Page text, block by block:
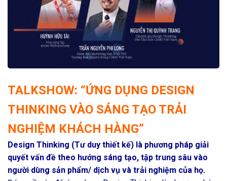
TALKSHOW: “ỨNG DỤNG DESIGN
THINKING VÀO SÁNG TẠO TRẢI
NGHIỆM KHÁCH HÀNG”
Design Thinking (Tư duy thiết kế) là phương pháp giải
quyết vấn đề theo hướng sáng tạo, tập trung sâu vào
người dùng sản phẩm/ dịch vụ và trải nghiệm của họ.